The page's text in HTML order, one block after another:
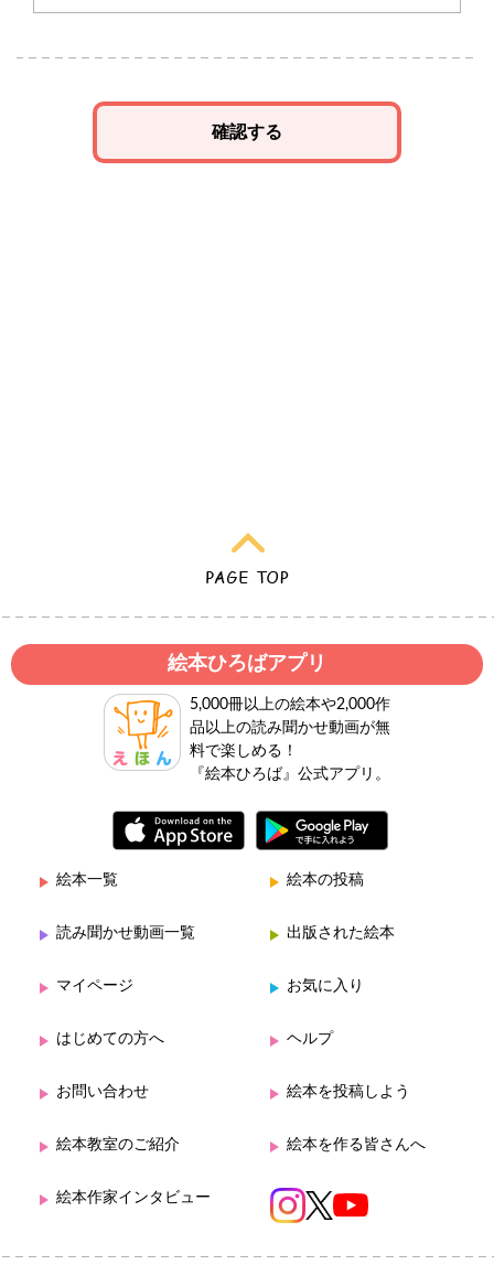
確認する
絵本ひろばアプリ
5,000冊以上の絵本や2,000作
品以上の読み聞かせ動画が無
料で楽しめる！
『絵本ひろば』公式アプリ。
絵本一覧 絵本の投稿
読み聞かせ動画一覧 出版された絵本
マイページ お気に入り
はじめての方へ ヘルプ
お問い合わせ 絵本を投稿しよう
絵本教室のご紹介 絵本を作る皆さんへ
絵本作家インタビュー